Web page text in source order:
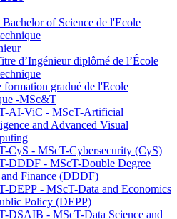
of Science de l'Ecole
d’Ingénieur diplômé de l’École
formation gradué de l'Ecole
-MSc&T
AI-ViC - MScT-Artificial
and Advanced Visual
CyS - MScT-Cybersecurity (CyS)
DDDF - MScT-Double Degree
Finance (DDDF)
DEPP - MScT-Data and Economics
Policy (DEPP)
DSAIB - MScT-Data Science and